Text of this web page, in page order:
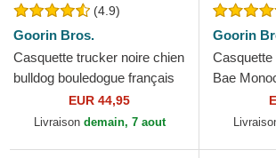
(4.9)
Goorin Bros.
Casquette trucker noire chien
bulldog bouledogue français
Frenchie The Farm Goorin
Bros.
EUR 44,95
Livraison demain, 7 aout
Goorin
Bae
Goorin